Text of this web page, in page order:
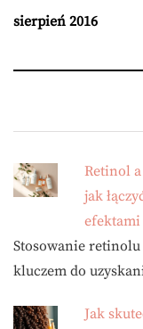
sierpień 2016
Retinol
jak
efektami
Stosowanie retinolu
kluczem do
Jak